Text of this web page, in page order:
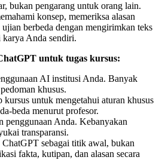
bukan pengarang untuk orang lain.
konsep, memeriksa alasan
berbeda dengan mengirimkan teks
Anda sendiri.
untuk tugas kursus:
AI institusi Anda. Banyak
khusus.
kursus untuk mengetahui aturan khusus
beda menurut profesor.
penggunaan Anda. Kebanyakan
transparansi.
sebagai titik awal, bukan
fakta, kutipan, dan alasan secara